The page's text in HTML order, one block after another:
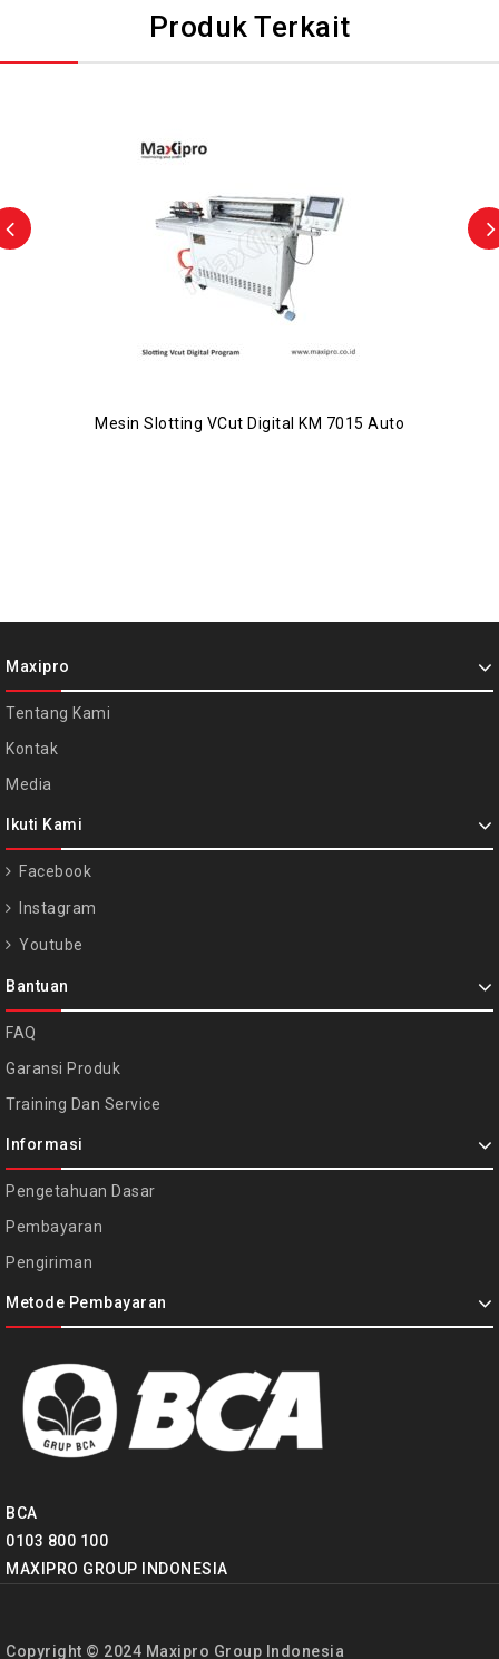
Produk Terkait
Mesin Slotting VCut Digital KM 7015 Auto
Maxipro
Tentang Kami
Kontak
Media
Ikuti Kami
Facebook
Instagram
Youtube
Bantuan
FAQ
Garansi Produk
Training Dan Service
Informasi
Pengetahuan Dasar
Pembayaran
Pengiriman
Metode Pembayaran
BCA
0103 800 100
MAXIPRO GROUP INDONESIA
Copyright © 2024 Maxipro Group Indonesia